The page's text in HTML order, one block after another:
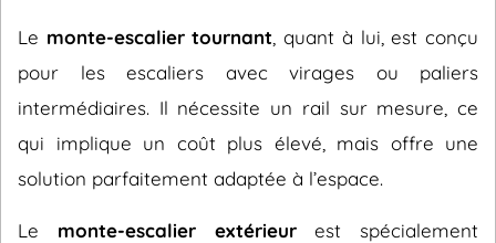
Le monte-escalier tournant , quant à lui, est conçu
pour les escaliers avec virages ou paliers
intermédiaires. Il nécessite un rail sur mesure, ce
qui implique un coût plus élevé, mais offre une
solution parfaitement adaptée à l’espace.
Le monte-escalier extérieurest spécialement